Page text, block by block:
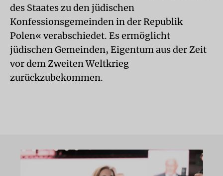
des Staates zu den jüdischen
Konfessionsgemeinden in der Republik
Polen« verabschiedet. Es ermöglicht
jüdischen Gemeinden, Eigentum aus der Zeit
vor dem Zweiten Weltkrieg
zurückzubekommen.